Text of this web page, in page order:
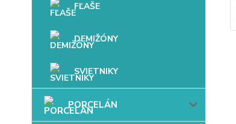
FĽAŠE
DEMIŽÓNY
SVIETNIKY
PORCELÁN